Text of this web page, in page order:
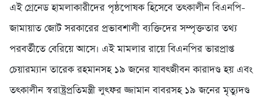
এই গ্রেনেড হামলাকারীদের পৃষ্ঠপোষক হিসেবে তৎকালীন বিএনপি-
জামায়াত জোট সরকারের প্রভাবশালী ব্যক্তিদের সম্পৃক্ততার তথ্য
পরবর্তীতে বেরিয়ে আসে। এই মামলার রায়ে বিএনপির ভারপ্রাপ্ত
চেয়ারম্যান তারেক রহমানসহ ১৯ জনের যাবৎজীবন কারাদণ্ড হয় এবং
তৎকালীন স্বরাষ্ট্রপ্রতিমন্ত্রী লুৎফর জ্জামান বাবরসহ ১৯ জনের মৃত্যুদণ্ড